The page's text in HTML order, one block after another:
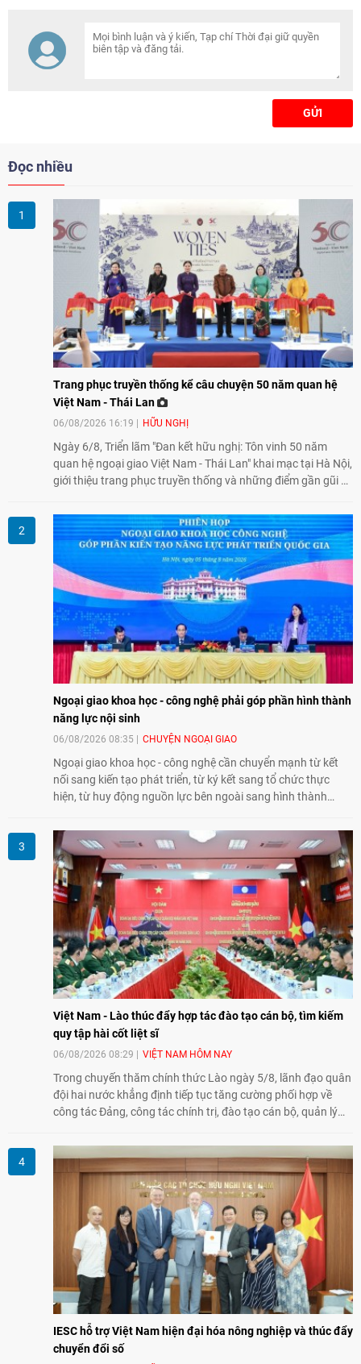
GỬI
Đọc nhiều
Trang phục truyền thống kể câu chuyện 50 năm quan hệ
Việt Nam - Thái Lan
06/08/2026 16:19 HỮU NGHỊ
Ngày 6/8, Triển lãm "Đan kết hữu nghị: Tôn vinh 50 năm
quan hệ ngoại giao Việt Nam - Thái Lan" khai mạc tại Hà Nội,
giới thiệu trang phục truyền thống và những điểm gần gũi về
giao lưu nhân dân trong chặng đường nửa thế kỷ quan hệ
song phương.
Ngoại giao khoa học - công nghệ phải góp phần hình thành
năng lực nội sinh
06/08/2026 08:35 CHUYỆN NGOẠI GIAO
Ngoại giao khoa học - công nghệ cần chuyển mạnh từ kết
nối sang kiến tạo phát triển, từ ký kết sang tổ chức thực
hiện, từ huy động nguồn lực bên ngoài sang hình thành
nghệ, đổi mới sáng tạo và chuyển đổi số trở thành động lực
phát triển đất nước.
Việt Nam - Lào thúc đẩy hợp tác đào tạo cán bộ, tìm kiếm
quy tập hài cốt liệt sĩ
06/08/2026 08:29 VIỆT NAM HÔM NAY
Trong chuyến thăm chính thức Lào ngày 5/8, lãnh đạo quân
đội hai nước khẳng định tiếp tục tăng cường phối hợp về
công tác Đảng, công tác chính trị, đào tạo cán bộ, quản lý
sâu sắc hơn quan hệ hữu nghị đặc biệt Việt Nam - Lào.
IESC hỗ trợ Việt Nam hiện đại hóa nông nghiệp và thúc đẩy
chuyển đổi số